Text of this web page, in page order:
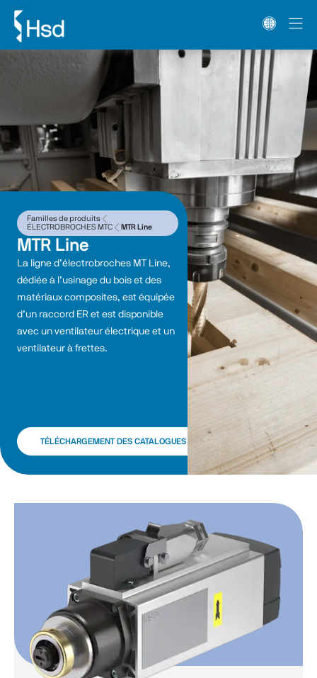
Familles de produits
ÉLECTROBROCHES MTC
MTR Line
MTR Line
La ligne d’électrobroches MT Line,
dédiée à l’usinage du bois et des
matériaux composites, est équipée
d’un raccord ER et est disponible
avec un ventilateur électrique et un
ventilateur à frettes.
TÉLÉCHARGEMENT DES CATALOGUES